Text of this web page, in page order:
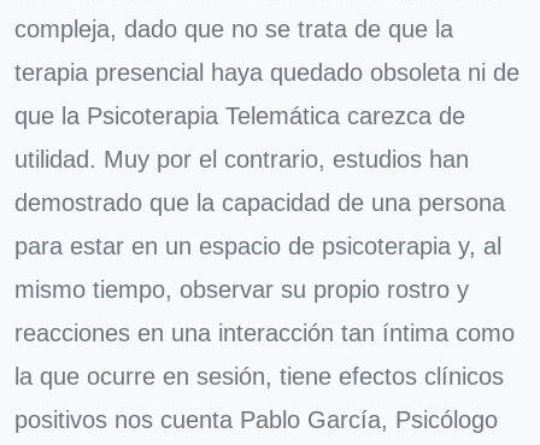
compleja, dado que no se trata de que la
terapia presencial haya quedado obsoleta ni de
que la Psicoterapia Telemática carezca de
utilidad. Muy por el contrario, estudios han
demostrado que la capacidad de una persona
para estar en un espacio de psicoterapia y, al
mismo tiempo, observar su propio rostro y
reacciones en una interacción tan íntima como
la que ocurre en sesión, tiene efectos clínicos
positivos nos cuenta Pablo García, Psicólogo